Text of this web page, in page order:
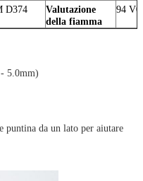
D374
Valutazione
della fiamma
94 V0
5.0mm)
puntina da un lato per aiutare